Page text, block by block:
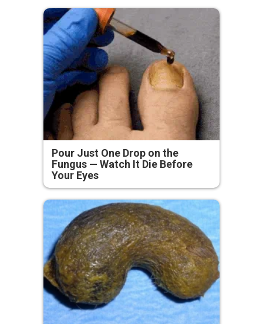
Pour Just One Drop on the
Fungus — Watch It Die Before
Your Eyes